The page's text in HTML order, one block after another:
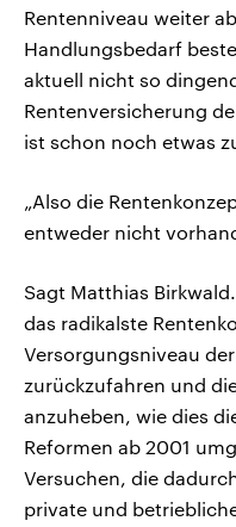
Rentenniveau weiter
Handlungsbedarf
aktuell nicht so
Rentenversicherung
ist schon noch etwas
„Also die
entweder nicht
Sagt Matthias
das radikalste
Versorgungsniveau
zurückzufahren und
anzuheben, wie dies
Reformen ab 2001
Versuchen, die
private und